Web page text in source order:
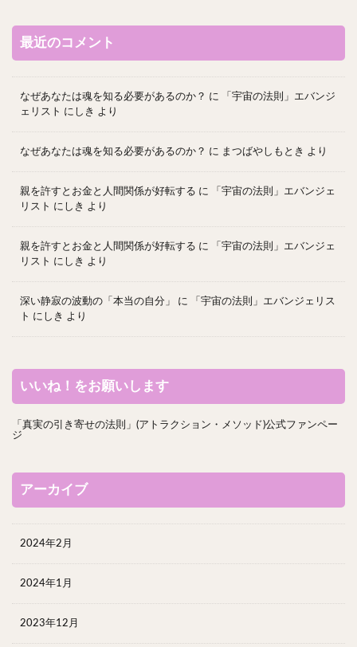
最近のコメント
なぜあなたは魂を知る必要があるのか？ に
「宇宙の法則」エバンジ
ェリスト にしき より
なぜあなたは魂を知る必要があるのか？ に まつばやしもとき より
親を許すとお金と人間関係が好転する に
「宇宙の法則」エバンジェ
リスト にしき より
親を許すとお金と人間関係が好転する に
「宇宙の法則」エバンジェ
リスト にしき より
深い静寂の波動の「本当の自分」 に
「宇宙の法則」エバンジェリス
ト にしき より
いいね！をお願いします
「真実の引き寄せの法則」(アトラクション・メソッド)公式ファンペー
ジ
アーカイブ
2024年2月
2024年1月
2023年12月